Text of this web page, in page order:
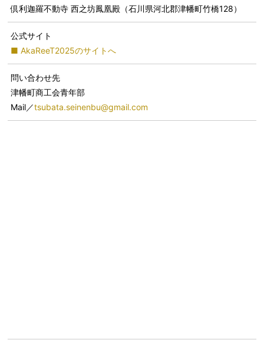
倶利迦羅不動寺 西之坊鳳凰殿（石川県河北郡津幡町竹橋128）
公式サイト
■ AkaReeT2025のサイトへ
問い合わせ先
津幡町商工会青年部
Mail／tsubata.seinenbu@gmail.com